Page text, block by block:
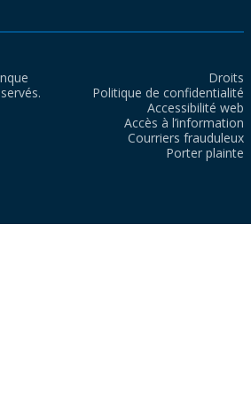
Droits
Politique de confidentialité
Accessibilité web
Accès à l’information
Courriers frauduleux
Porter plainte